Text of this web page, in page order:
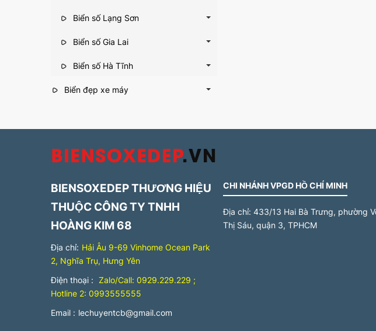
Biển số Lạng Sơn
Biển số Gia Lai
Biển số Hà Tĩnh
Biển đẹp xe máy
BIENSOXEDEP THƯƠNG HIỆU
THUỘC CÔNG TY TNHH
HOÀNG KIM 68
Địa chỉ: Hải Âu 9-69 Vinhome Ocean Park
2, Nghĩa Trụ, Hưng Yên
Điện thoại : Zalo/Call: 0929.229.229 ;
Hotline 2: 0993555555
Email : lechuyentcb@gmail.com
CHI NHÁNH VPGD HỒ CHÍ MINH
Địa chỉ: 433/13 Hai Bà Trưng, phường
Thị Sáu, quận 3, TPHCM